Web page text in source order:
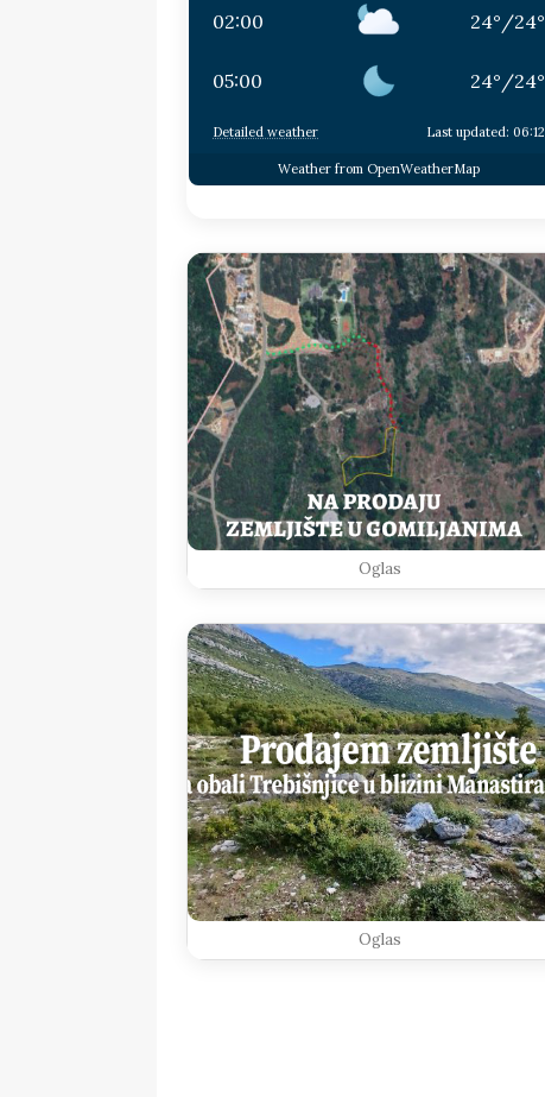
02:00 24° /24°
05:00 24° /24°
Detailed weather Last updated: 06:12
Weather from OpenWeatherMap
Oglas
Oglas